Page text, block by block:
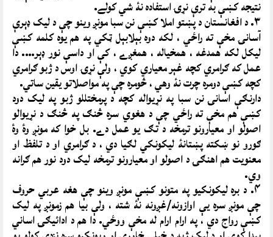
نتيجه کښې به ترې نړۍ استفاده نۀ شي کولے.
۳. د افغانستان د پښتو املا کښې نن سبا مونږ وينو چې د ليک ډېرې
آسانۍ مخې ته راځي ، لکه دوه بېلابېل ټکي په هم يوه کلمه کښې
ليکل لکه همدغه ، همخياله ، همغږے ، کې او داسې نور ډېر…. دا
عمل که ګرامري کچه غېر معياري کوي ، ولې نړۍ اوس د ژبو ګرامري
کچه کښې دومره چرت نۀ وهي ، څومره چې په مواصلاتو يقين ساتي.
دارنګې اسانۍ نن سبا په نړيواله کچه د پرمختللو ژبو په ليک دود
کښې هم مخې ته راځي چې د هغوي سره څنګ په څنګ د نړيوالو
اصولو او معيارونو ترمخه د تګ يو عمل دے. بل خوا که مونږ وۀ وۀ
ګورو نو ښکته پښتانۀ ليکونکي لګيا دي ، د ګرامري او د تلفظ او
معنويت هم اهنګۍ د اصولو او معيارونو ترمخه ليک دود نور هم ګرانه
وي.
۴. د بره ليکونکيو په متونو کښې مونږ وينو چې هغه عربي حروف
چې مونږ سره يې اوازونه/غږونه نۀ شته ، ولې بيا هم زمونږ په ليک
کښې رواج دي ، په ارام ارام له مخې ووځي. دا هم د ادائيګۍ اساني